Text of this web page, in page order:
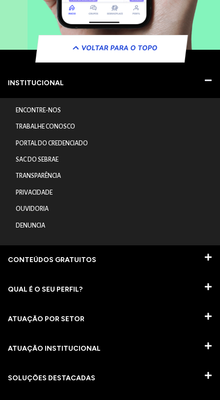
VOLTAR PARA O TOPO
INSTITUCIONAL
ENCONTRE-NOS
TRABALHE CONOSCO
PORTAL DO CREDENCIADO
SAC DO SEBRAE
TRANSPARÊNCIA
PRIVACIDADE
OUVIDORIA
DENUNCIA
CONTEÚDOS GRATUITOS
QUAL É O SEU PERFIL?
ATUAÇÃO POR SETOR
ATUAÇÃO INSTITUCIONAL
SOLUÇÕES DESTACADAS